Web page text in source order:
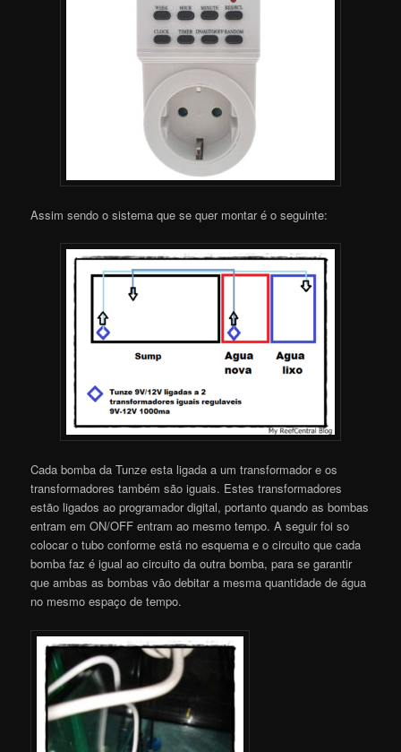
Assim sendo o sistema que se quer montar é o seguinte:
Cada bomba da Tunze esta ligada a um transformador e os
transformadores também são iguais. Estes transformadores
estão ligados ao programador digital, portanto quando as bombas
entram em ON/OFF entram ao mesmo tempo. A seguir foi so
colocar o tubo conforme está no esquema e o circuito que cada
bomba faz é igual ao circuito da outra bomba, para se garantir
que ambas as bombas vão debitar a mesma quantidade de água
no mesmo espaço de tempo.